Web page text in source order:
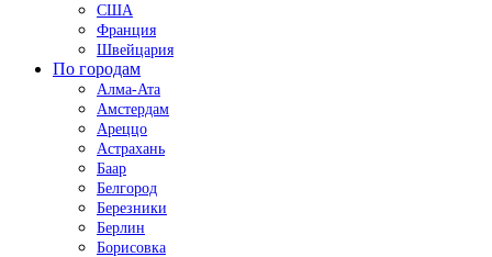
США
Франция
Швейцария
По городам
Алма-Ата
Амстердам
Ареццо
Астрахань
Баар
Белгород
Березники
Берлин
Борисовка